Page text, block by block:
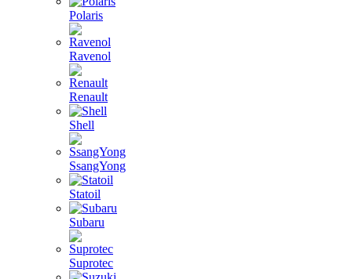
Polaris
Ravenol
Renault
Shell
SsangYong
Statoil
Subaru
Suprotec